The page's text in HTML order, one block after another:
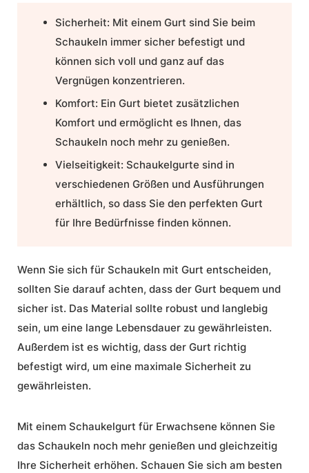
Sicherheit: Mit einem Gurt sind Sie beim
Schaukeln immer sicher befestigt und
können sich voll und ganz auf das
Vergnügen konzentrieren.
Komfort: Ein Gurt bietet zusätzlichen
Komfort und ermöglicht es Ihnen, das
Schaukeln noch mehr zu genießen.
Vielseitigkeit: Schaukelgurte sind in
verschiedenen Größen und Ausführungen
erhältlich, so dass Sie den perfekten Gurt
für Ihre Bedürfnisse finden können.
Wenn Sie sich für Schaukeln mit Gurt entscheiden,
sollten Sie darauf achten, dass der Gurt bequem und
sicher ist. Das Material sollte robust und langlebig
sein, um eine lange Lebensdauer zu gewährleisten.
Außerdem ist es wichtig, dass der Gurt richtig
befestigt wird, um eine maximale Sicherheit zu
gewährleisten.
Mit einem Schaukelgurt für Erwachsene können Sie
das Schaukeln noch mehr genießen und gleichzeitig
Ihre Sicherheit erhöhen. Schauen Sie sich am besten